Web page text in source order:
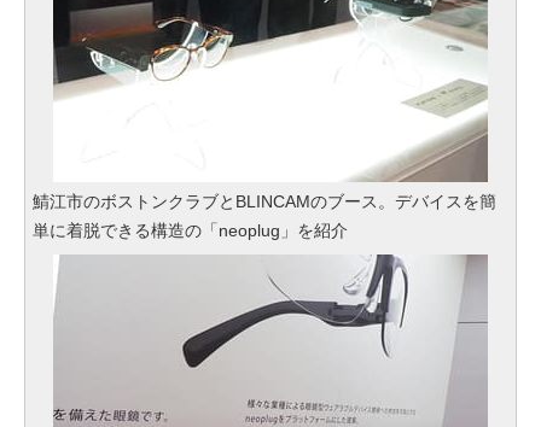
鯖江市のボストンクラブとBLINCAMのブース。デバイスを簡
単に着脱できる構造の「neoplug」を紹介